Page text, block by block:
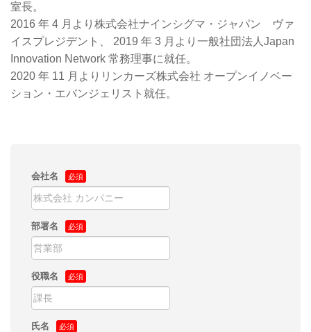
室長。
2016 年 4 月より株式会社ナインシグマ・ジャパン ヴァ
イスプレジデント、 2019 年 3 月より一般社団法人Japan
Innovation Network 常務理事に就任。
2020 年 11 月よりリンカーズ株式会社 オープンイノベー
ション・エバンジェリスト就任。
会社名
部署名
役職名
氏名